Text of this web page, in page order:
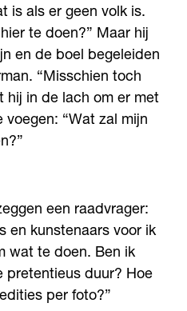
is als er geen volk is.
te doen?” Maar hij
en de boel begeleiden
“Misschien toch
hij in de lach om er met
“Wat zal mijn
een raadvrager:
en kunstenaars voor ik
wat te doen. Ben ik
pretentieus duur? Hoe
per foto?”